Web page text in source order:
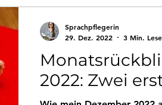
2022: Zwei
Sprachpflegerin
29. Dez. 2022
3 Min.